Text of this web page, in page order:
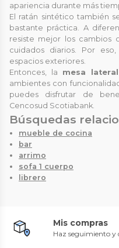
apariencia durante más
El ratán sintético también
bastante práctica. A
resiste mejor los cambios
cuidados diarios. Por
espacios exteriores.
Entonces, la mesa lateral
ambientes con
puedes disfrutar de
Cencosud Scotiabank.
Búsquedas
mueble de cocina
bar
arrimo
sofa 1 cuerpo
librero
Mis compras
Haz seguimiento y